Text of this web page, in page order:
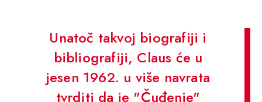
Unatoč takvoj biografiji i
bibliografiji, Claus će u
jesen 1962. u više navrata
tvrditi da je "Čuđenje"